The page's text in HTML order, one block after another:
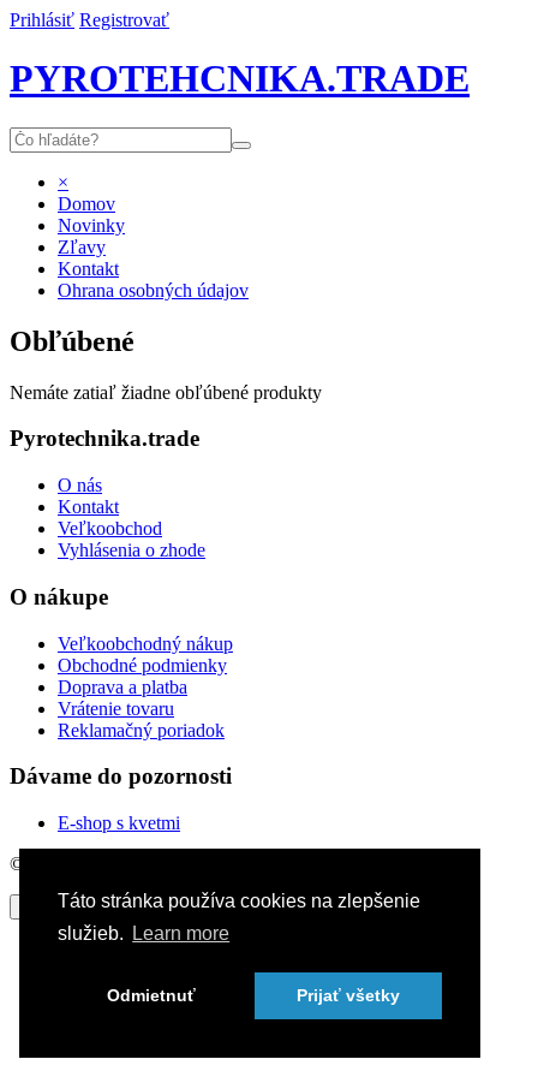
Táto stránka používa cookies na zlepšenie
služieb.
Learn more
Odmietnuť Prijať všetky
Prihlásiť Registrovať
PYROTEHCNIKA.TRADE
×
Domov
Novinky
Zľavy
Kontakt
Ohrana osobných údajov
Obľúbené
Nemáte zatiaľ žiadne obľúbené produkty
Pyrotechnika.trade
O nás
Kontakt
Veľkoobchod
Vyhlásenia o zhode
O nákupe
Veľkoobchodný nákup
Obchodné podmienky
Doprava a platba
Vrátenie tovaru
Reklamačný poriadok
Dávame do pozornosti
E-shop s kvetmi
© 2016-2026
Zavrieť